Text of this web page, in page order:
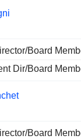
Board
Dir/Board
Board